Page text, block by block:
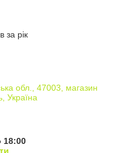
за рік
обл., 47003, магазин
Україна
18:00